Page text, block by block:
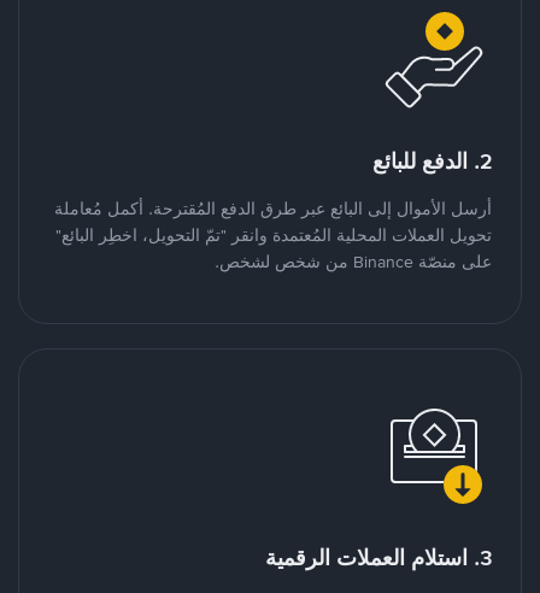
2. الدفع للبائع
أرسل الأموال إلى البائع عبر طرق الدفع المُقترحة. أكمل مُعاملة
تحويل العملات المحلية المُعتمدة وانقر "تمّ التحويل، اخطِر البائع"
على منصّة Binance من شخص لشخص.
3. استلام العملات الرقمية